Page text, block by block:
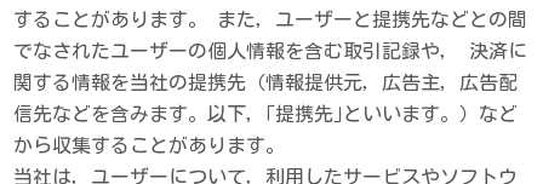
することがあります。 また，ユーザーと提携先などとの間
でなされたユーザーの個人情報を含む取引記録や， 決済に
関する情報を当社の提携先（情報提供元，広告主，広告配
信先などを含みます。以下，｢提携先｣といいます。）など
から収集することがあります。
当社は，ユーザーについて，利用したサービスやソフトウ